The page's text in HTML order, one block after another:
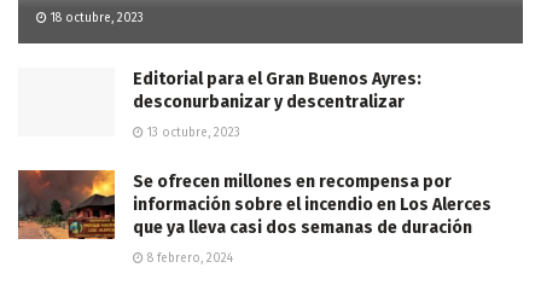
18 octubre, 2023
Editorial para el Gran Buenos Ayres:
desconurbanizar y descentralizar
13 octubre, 2023
Se ofrecen millones en recompensa por
información sobre el incendio en Los Alerces
que ya lleva casi dos semanas de duración
8 febrero, 2024